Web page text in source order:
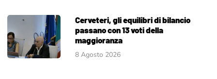
Cerveteri, gli equilibri di bilancio
passano con 13 voti della
maggioranza
8 Agosto 2026